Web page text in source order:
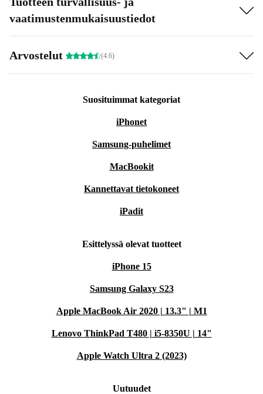
vaatimustenmukaisuustiedot
Arvostelut (4.6)
Suosituimmat kategoriat
iPhonet
Samsung-puhelimet
MacBookit
Kannettavat tietokoneet
iPadit
Esittelyssä olevat tuotteet
iPhone 15
Samsung Galaxy S23
Apple MacBook Air 2020 | 13.3" | M1
Lenovo ThinkPad T480 | i5-8350U | 14"
Apple Watch Ultra 2 (2023)
Uutuudet